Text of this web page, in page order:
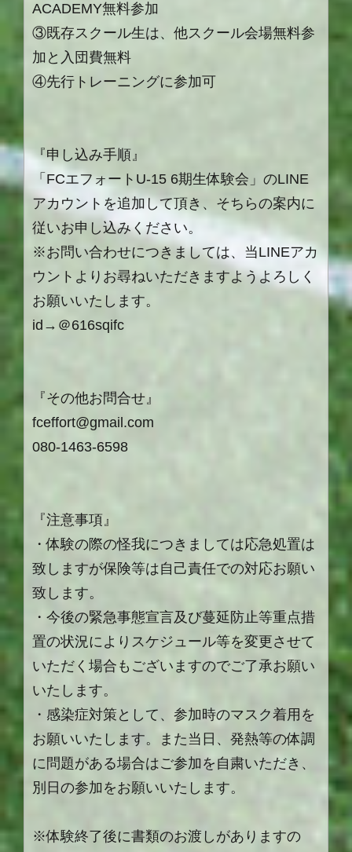
ACADEMY無料参加
③既存スクール生は、他スクール会場無料参
加と入団費無料
④先行トレーニングに参加可
『申し込み手順』
「FCエフォートU-15 6期生体験会」のLINE
アカウントを追加して頂き、そちらの案内に
従いお申し込みください。
※お問い合わせにつきましては、当LINEアカ
ウントよりお尋ねいただきますようよろしく
お願いいたします。
id→＠616sqifc
『その他お問合せ』
fceffort@gmail.com
080-1463-6598
『注意事項』
・体験の際の怪我につきましては応急処置は
致しますが保険等は自己責任での対応お願い
致します。
・今後の緊急事態宣言及び蔓延防止等重点措
置の状況によりスケジュール等を変更させて
いただく場合もございますのでご了承お願い
いたします。
・感染症対策として、参加時のマスク着用を
お願いいたします。また当日、発熱等の体調
に問題がある場合はご参加を自粛いただき、
別日の参加をお願いいたします。
※体験終了後に書類のお渡しがありますの